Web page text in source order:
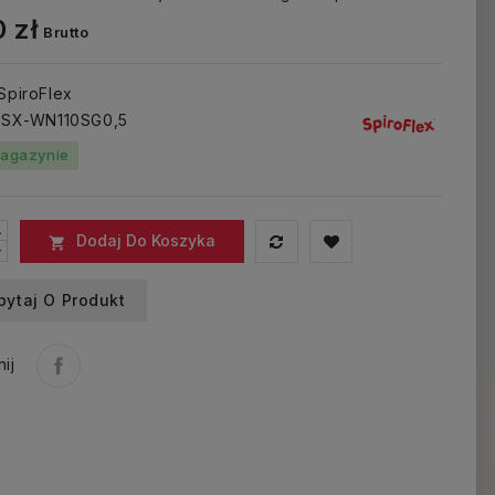
zł Brutto
WN110SG0,5
 Dodaj Do Koszyka
O Produkt